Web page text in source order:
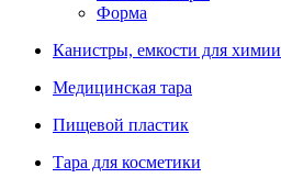
Форма
Канистры, емкости для химии
Медицинская тара
Пищевой пластик
Тара для косметики